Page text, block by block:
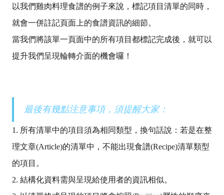
以我們雞肉料理食譜的例子來說，標記項目清單的同時，
就會一併註記頁面上的食譜資訊的細節。
當我們將該單一頁面中的所有項目都標記完成後，就可以
提升我們呈現輪轉介面的機會囉！
最後有幾點注意事項，須提醒大家：
1. 所有清單中的項目須為相同類型，換句話說：若是在整
理文章(Article)的清單中，不能出現食譜(Recipe)清單類型
的項目。
2. 結構化資料需與呈現給使用者的資訊相似。